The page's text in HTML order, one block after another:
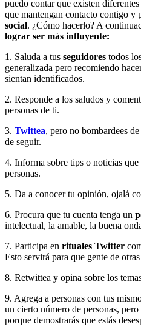
puedo contar que existen
que mantengan contacto contigo y
social. ¿Cómo hacerlo? A
lograr ser más influyente:
1. Saluda a tus seguidores todos
generalizada pero recomiendo
sientan identificados.
2. Responde a los saludos y
personas de ti.
3. Twittea, pero no bombardees
de seguir.
4. Informa sobre tips o noticias que
personas.
5. Da a conocer tu opinión, ojalá
6. Procura que tu cuenta tenga un
intelectual, la amable, la buena
7. Participa en rituales Twitter
Esto servirá para que gente de
8. Retwittea y opina sobre los
9. Agrega a personas con tus
un cierto número de personas,
porque demostrarás que estás